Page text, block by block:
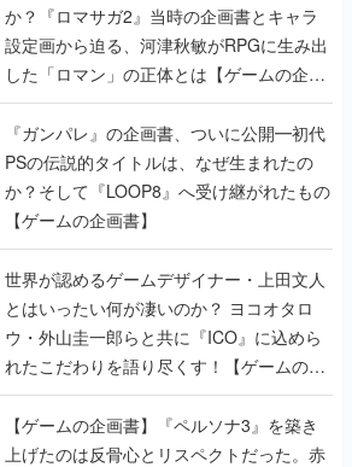
か？『ロマサガ2』当時の企画書とキャラ
設定画から迫る、河津秋敏がRPGに生み出
した「ロマン」の正体とは【ゲームの企画
書】
『ガンパレ』の企画書、ついに公開━初代
PSの伝説的タイトルは、なぜ生まれたの
か？そして『LOOP8』へ受け継がれたもの
【ゲームの企画書】
世界が認めるゲームデザイナー・上田文人
とはいったい何が凄いのか？ ヨコオタロ
ウ・外山圭一郎らと共に『ICO』に込めら
れたこだわりを語り尽くす！【ゲームの企
画書】
【ゲームの企画書】『ペルソナ3』を築き
上げたのは反骨心とリスペクトだった。赤